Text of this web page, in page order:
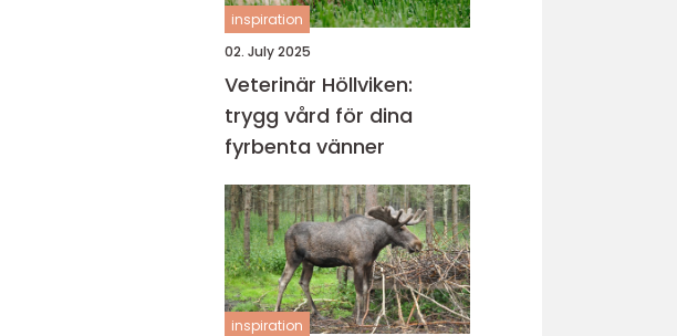
inspiration
02. July 2025
Veterinär Höllviken:
trygg vård för dina
fyrbenta vänner
inspiration